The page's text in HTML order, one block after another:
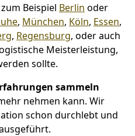
Beispiel Berlin oder
, München, Köln, Essen,
, Regensburg, oder auch
Meisterleistung,
sollte.
sammeln
nehmen kann. Wir
schon durchlebt und